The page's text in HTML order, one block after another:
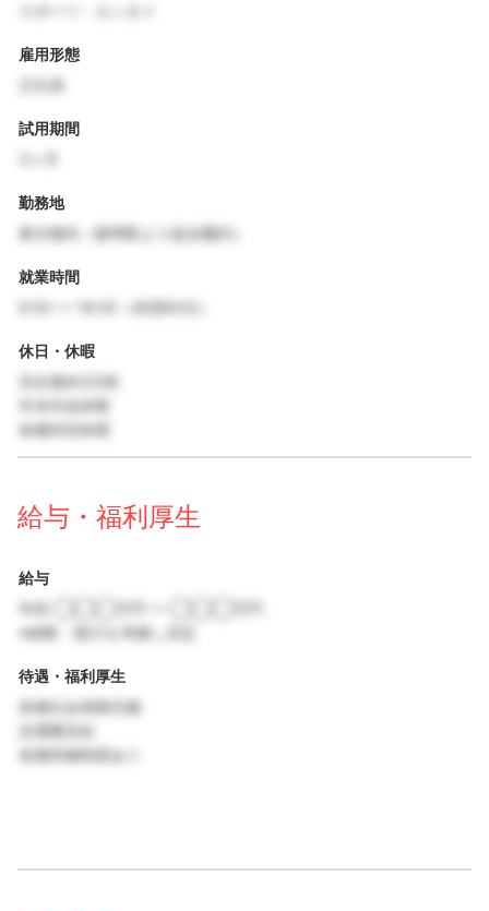
雇用形態
試用期間
勤務地
東京都内（最寄駅より徒歩圏内）
就業時間
9:00 〜 18:00（休憩60分）
休日・休暇
完全週休2日制
年末年始休暇
各種特別休暇
給与・福利厚生
給与
※経験・能力を考慮し決定
待遇・福利厚生
各種社会保険完備
交通費支給
各種研修制度あり